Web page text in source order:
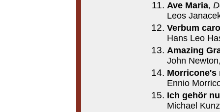
Ave Maria,
Leos
Verbum
Hans Leo
Amazing
John
Morricone's
Ennio
Ich gehör
Michael